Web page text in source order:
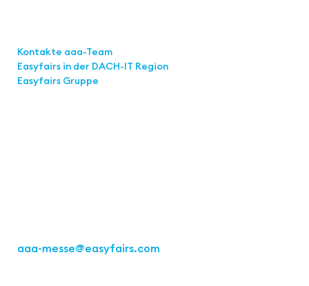
Kontakte aaa-Team
Easyfairs in der DACH-IT Region
Easyfairs Gruppe
aaa-messe@easyfairs.com